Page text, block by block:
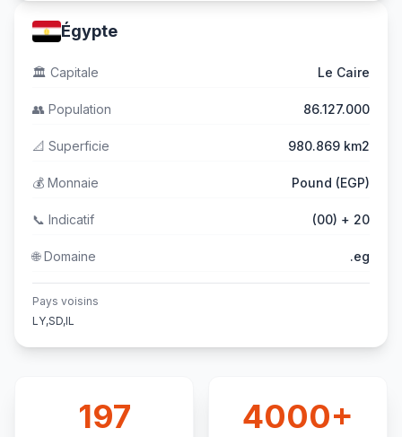
Égypte
🏛️ Capitale Le Caire
👥 Population 86.127.000
📐 Superficie 980.869 km2
💰 Monnaie Pound (EGP)
📞 Indicatif (00) + 20
🌐Domaine .eg
Pays voisins
LY,SD,IL
197 4000+